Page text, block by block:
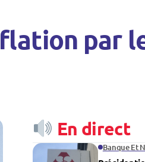
par
En direct
Banque Et